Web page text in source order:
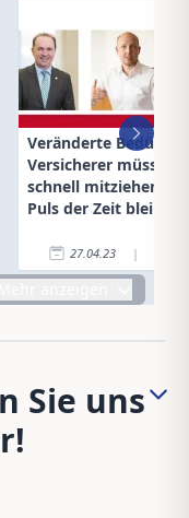
Veränderte
Versicherer müssen
schnell mitziehen
Puls der Zeit bleiben
27.04.23 |
Sie uns